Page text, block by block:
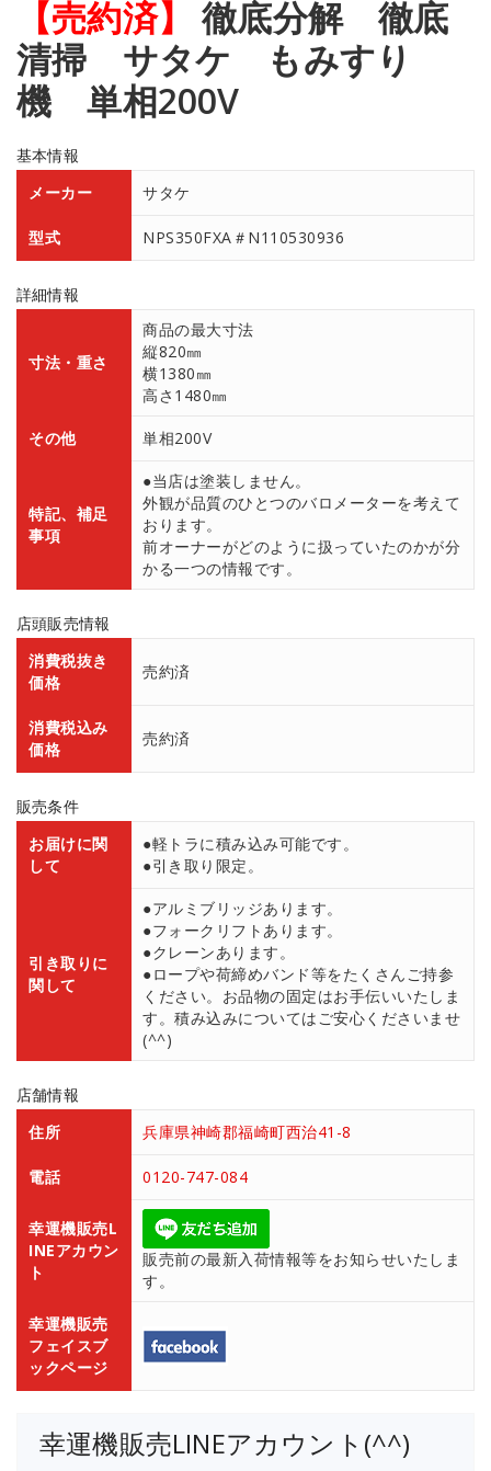
【売約済】
徹底分解 徹底
清掃 サタケ もみすり
機 単相200V
基本情報
メーカー
サタケ
型式 NPS350FXA＃N110530936
詳細情報
寸法・重さ
商品の最大寸法
縦820㎜
横1380㎜
高さ1480㎜
その他 単相200V
特記、補足
事項
●当店は塗装しません。
外観が品質のひとつのバロメーターを考えて
おります。
前オーナーがどのように扱っていたのかが分
かる一つの情報です。
店頭販売情報
消費税抜き
価格
売約済
消費税込み
価格
売約済
販売条件
お届けに関
して
●軽トラに積み込み可能です。
●引き取り限定。
引き取りに
関して
●アルミブリッジあります。
●フォークリフトあります。
●クレーンあります。
●ロープや荷締めバンド等をたくさんご持参
ください。お品物の固定はお手伝いいたしま
す。積み込みについてはご安心くださいませ
(^^)
店舗情報
住所
兵庫県神崎郡福崎町西治41-8
電話 0120-747-084
幸運機販売L
INEアカウン
ト
販売前の最新入荷情報等をお知らせいたしま
す。
幸運機販売
フェイスブ
ックページ
幸運機販売LINEアカウント(^^)